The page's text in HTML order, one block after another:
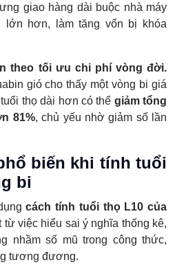
giao hàng dài buộc nhà máy
lớn hơn, làm tăng vốn bị khóa
theo tối ưu chi phí vòng đời.
gió cho thấy một vòng bi giá
thọ dài hơn có thể giảm tổng
81%, chủ yếu nhờ giảm số lần
biến khi tính tuổi
bi
cách tính tuổi thọ L10 của
việc hiểu sai ý nghĩa thống kê,
nhầm số mũ trong công thức,
tương đương.